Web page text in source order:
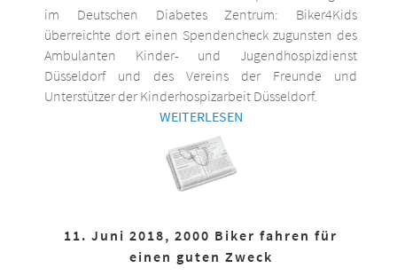
im Deutschen Diabetes Zentrum: Biker4Kids
überreichte dort einen Spendencheck zugunsten des
Ambulanten Kinder- und Jugendhospizdienst
Düsseldorf und des Vereins der Freunde und
Unterstützer der Kinderhospizarbeit Düsseldorf.
WEITERLESEN
11. Juni 2018, 2000 Biker fahren für
einen guten Zweck